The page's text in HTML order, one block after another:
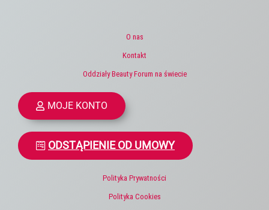
O nas
Kontakt
Oddziały Beauty Forum na świecie
MOJE KONTO
ODSTĄPIENIE OD UMOWY
Polityka Prywatności
Polityka Cookies